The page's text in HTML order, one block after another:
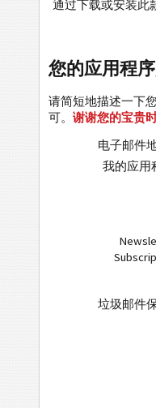
通过下载或安装此
您的应用程
请简短地描述一下
可。 谢谢您的宝贵
电子邮件
我的应用
垃圾邮件